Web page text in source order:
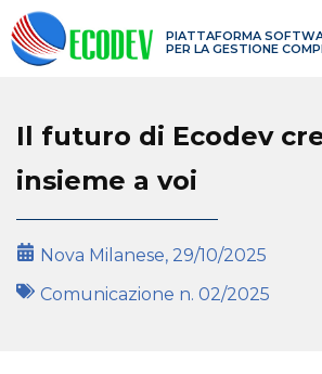
PIATTAFORMA
PER LA GESTIONE
Il futuro di Ecodev
insieme a voi
Nova Milanese, 29/10/2025
Comunicazione n. 02/2025